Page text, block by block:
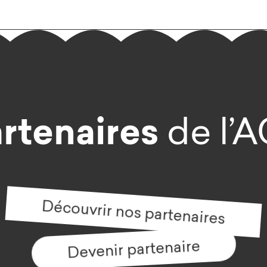
de
Découvrir nos partenaires
Devenir partenaire